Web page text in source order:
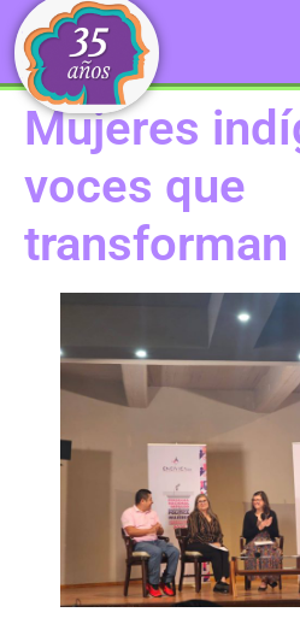
Mujeres
voces que